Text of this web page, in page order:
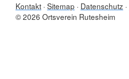
Kontakt Sitemap Datenschutz
© 2026 Ortsverein Rutesheim